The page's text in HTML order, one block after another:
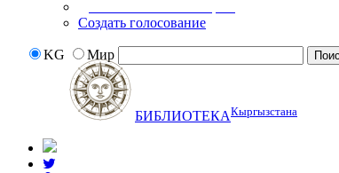
Создать голосование
KG Мир
БИБЛИОТЕКАКыргызстана